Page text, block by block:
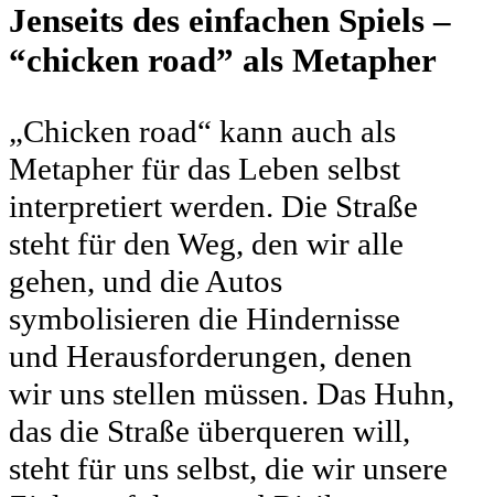
Jenseits des einfachen Spiels –
“chicken road” als Metapher
„Chicken road“ kann auch als
Metapher für das Leben selbst
interpretiert werden. Die Straße
steht für den Weg, den wir alle
gehen, und die Autos
symbolisieren die Hindernisse
und Herausforderungen, denen
wir uns stellen müssen. Das Huhn,
das die Straße überqueren will,
steht für uns selbst, die wir unsere